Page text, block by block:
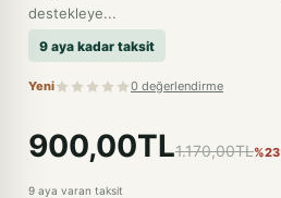
destekleye...
9 aya kadar taksit
Yeni 0 değerlendirme
900,00TL1.170,00TL%23
9 aya varan taksit